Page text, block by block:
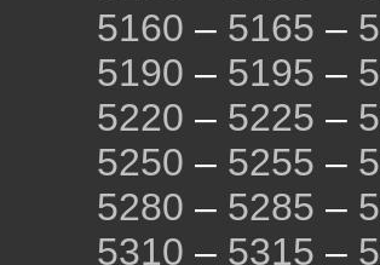
5160 – 5165 –
5190 – 5195 –
5220 – 5225 –
5250 – 5255 –
5280 – 5285 –
5310 – 5315 –